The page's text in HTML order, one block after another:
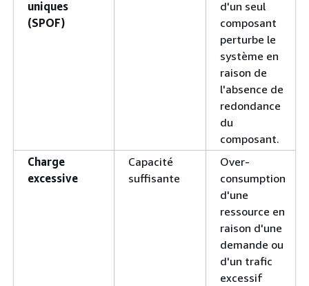
uniques
(SPOF)
d'un seul
composant
perturbe le
système en
raison de
l'absence de
redondance
du
composant.
Charge
excessive
Capacité
suffisante
Over-
consumption
d'une
ressource en
raison d'une
demande ou
d'un trafic
excessif